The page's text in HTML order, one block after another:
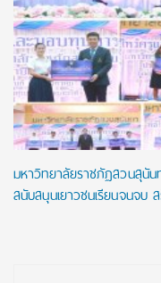
มหาวิทยาลัยราชภัฏสวนสุนั
สนับสนุนเยาวชนเรียนจนจบ